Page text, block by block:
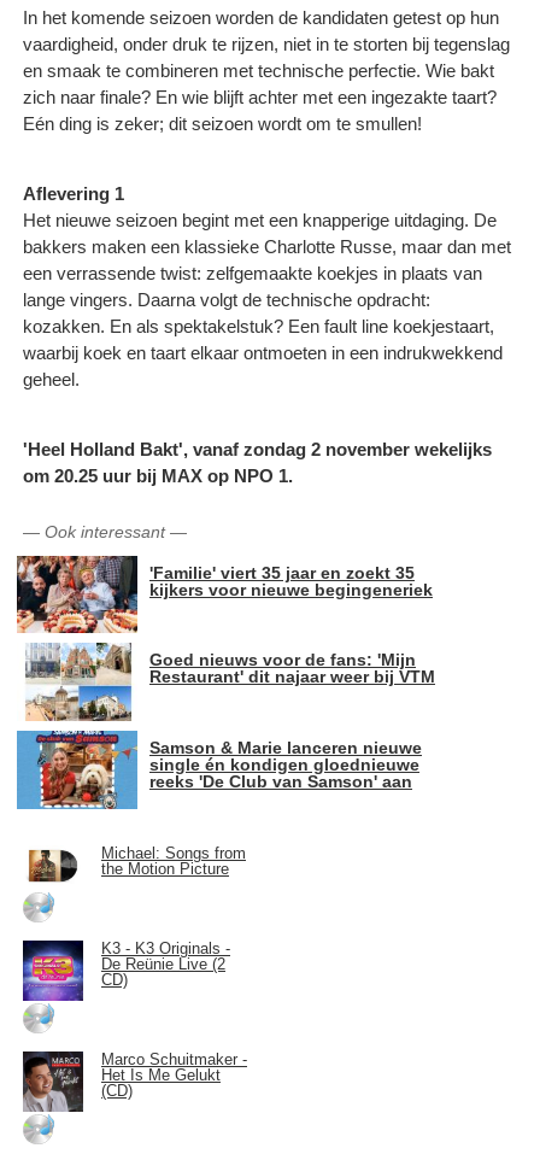
In het komende seizoen worden de kandidaten getest op hun
vaardigheid, onder druk te rijzen, niet in te storten bij tegenslag
en smaak te combineren met technische perfectie. Wie bakt
zich naar finale? En wie blijft achter met een ingezakte taart?
Eén ding is zeker; dit seizoen wordt om te smullen!
Aflevering 1
Het nieuwe seizoen begint met een knapperige uitdaging. De
bakkers maken een klassieke Charlotte Russe, maar dan met
een verrassende twist: zelfgemaakte koekjes in plaats van
lange vingers. Daarna volgt de technische opdracht:
kozakken. En als spektakelstuk? Een fault line koekjestaart,
waarbij koek en taart elkaar ontmoeten in een indrukwekkend
geheel.
'Heel Holland Bakt', vanaf zondag 2 november wekelijks
om 20.25 uur bij MAX op NPO 1.
— Ook interessant—
'Familie' viert 35 jaar en zoekt 35
kijkers voor nieuwe begingeneriek
Goed nieuws voor de fans: 'Mijn
Restaurant' dit najaar weer bij VTM
Samson & Marie lanceren nieuwe
single én kondigen gloednieuwe
reeks 'De Club van Samson' aan
Michael: Songs from
the Motion Picture
K3 - K3 Originals -
De Reünie Live (2
CD)
Marco Schuitmaker -
Het Is Me Gelukt
(CD)